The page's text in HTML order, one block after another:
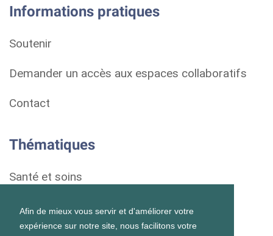
Afin de mieux vous servir et d'améliorer votre
expérience sur notre site, nous facilitons votre
Informations pratiques
Soutenir
Demander un accès aux espaces collaboratifs
Contact
Thématiques
Santé et soins
Droits et démarches